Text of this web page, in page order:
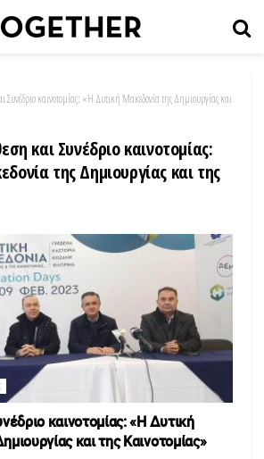
Συνέδριο καινοτομίας: «Η Δυτική Μακεδονία της Δημιουργίας και
και Συνέδριο καινοτομίας:
της Δημιουργίας και της
καινοτομίας: «Η Δυτική
και της Καινοτομίας»